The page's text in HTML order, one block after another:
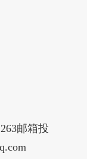
邮箱投